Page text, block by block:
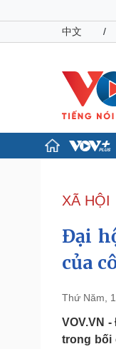
中文
/
Đảng
Tổ chức
Nhận diện
Pháp luật
Tin nóng
Tư vấn
XÃ HỘI
Đại
của
Thứ Năm,
VOV.VN
trong bối